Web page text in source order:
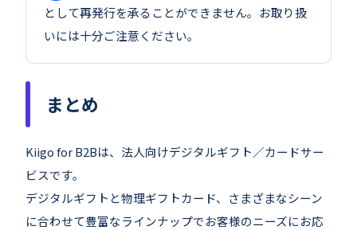
として再発行を承ることができません。お取り扱
いには十分ご注意ください。
まとめ
Kiigo for B2Bは、法人向けデジタルギフト／カードサー
ビスです。
デジタルギフトと物理ギフトカード、さまざまなシーン
に合わせて豊富なラインナップでお客様のニーズにお応